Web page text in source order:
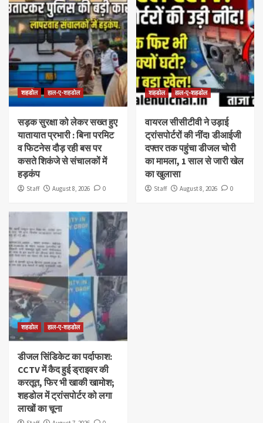
शहडोल हाल-ए-शहडोल
सड़क सुरक्षा को लेकर सख्त हुए
यातायात प्रभारी : बिना परमिट
व फिटनेस दौड़ रही बस पर
कसते शिकंजे से संचालकों में
हड़कंप
Staff August 8, 2026 0
शहडोल हाल-ए-शहडोल
वायरल सीसीटीवी ने उड़ाई
ट्रांसपोर्टरों की नींद! डीआईजी
दफ्तर तक पहुंचा डीजल चोरी
का मामला, 1 साल से जारी खेल
का खुलासा
Staff August 8, 2026 0
शहडोल हाल-ए-शहडोल
डीजल सिंडिकेट का पर्दाफाश:
CCTV में कैद हुई ड्राइवर की
करतूत, फिर भी खाकी खामोश;
शहडोल में ट्रांसपोर्टर को लगा
लाखों का चूना